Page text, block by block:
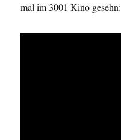
mal im 3001 Kino gesehn: